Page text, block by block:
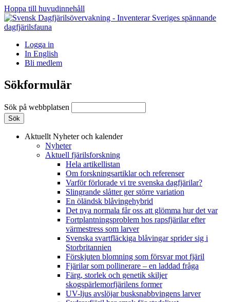
Hoppa till huvudinnehåll
Logga in
In English
Bli medlem
Sökformulär
Sök på webbplatsen
Aktuellt Nyheter och kalender
Nyheter
Aktuell fjärilsforskning
Hela artikellistan
Om forskningsartiklar och referenser
Varför förlorade vi tre svenska dagfjärilar?
Slingrande slåtter ger större variation
En öländsk blåvingehybrid
Det nya normala får oss att glömma hur det var
Fortplantningsproblem hos rapsfjärilar efter
värmestress som larver
Svenska svartfläckiga blåvingar sprider sig i
Storbritannien
Förskjuten blomning som försvar mot fjäril
Fjärilar som pollinerare – en laddad fråga
Färg, storlek och genetik skiljer
skogspärlemorfjärilens former
UV-ljus avslöjar busksnabbvingens larver